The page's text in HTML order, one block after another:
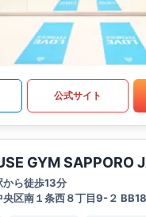
公式サイト
GYM SAPPORO
から徒歩13分
央区南１条西８丁目9-２